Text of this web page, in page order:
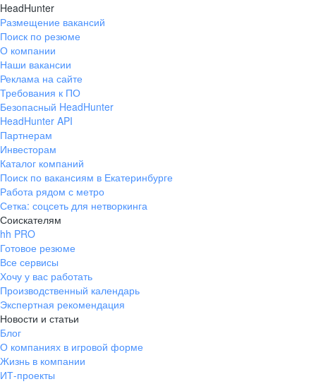
Екатеринбург
ул. Боевых Дружин, стр. 20,
+7 343 226-79-99
pr@ural.hh.ru
ул. Янковского, д. 169, 7 этаж,
706 каб.
+7 861 205-55-57
pr@krd.hh.ru
Владивосток
пер. Ланинский д. 4, офис 3.4
+7 423 202-33-28
pr@dv.hh.ru
Новосибирск
ул. Большевистская, д. 35,
помещение 21
HeadHunter
Размещение вакансий
Поиск по резюме
О компании
Наши вакансии
Реклама на сайте
Требования к ПО
Безопасный HeadHunter
HeadHunter API
Партнерам
Инвесторам
Каталог компаний
Поиск по вакансиям в Екатеринбурге
Работа рядом с метро
Сетка: соцсеть для нетворкинга
Соискателям
hh PRO
Готовое резюме
Все сервисы
Хочу у вас работать
Производственный календарь
Экспертная рекомендация
Новости и статьи
Блог
О компаниях в игровой форме
Жизнь в компании
ИТ-проекты